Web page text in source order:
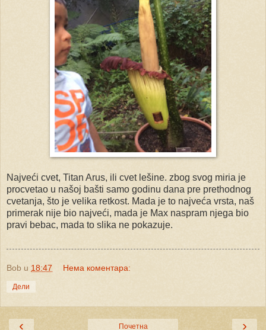
Najveći cvet, Titan Arus, ili cvet lešine. zbog svog miria je
procvetao u našoj bašti samo godinu dana pre prethodnog
cvetanja, što je velika retkost. Mada je to najveća vrsta, naš
primerak nije bio najveći, mada je Max naspram njega bio
pravi bebac, mada to slika ne pokazuje.
Bob u 18:47 Нема коментара:
Дели
‹ ›
Почетна